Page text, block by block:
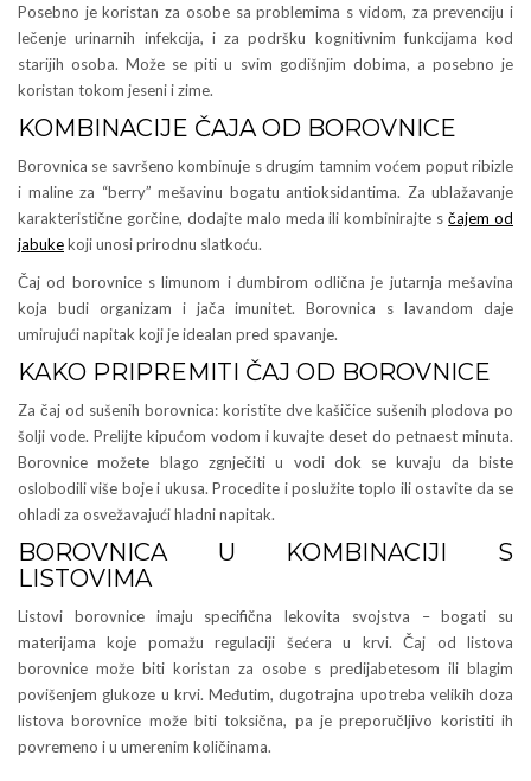
Posebno je koristan za osobe sa problemima s vidom, za prevenciju i
lečenje urinarnih infekcija, i za podršku kognitivnim funkcijama kod
starijih osoba. Može se piti u svim godišnjim dobima, a posebno je
koristan tokom jeseni i zime.
KOMBINACIJE ČAJA OD BOROVNICE
Borovnica se savršeno kombinuje s drugím tamnim voćem poput ribizle
i maline za “berry” mešavinu bogatu antioksidantima. Za ublažavanje
karakteristične gorčine, dodajte malo meda ili kombinirajte sčajem od
jabukekoji unosi prirodnu slatkoću.
Čaj od borovnice s limunom i đumbirom odlična je jutarnja mešavina
koja budi organizam i jača imunitet. Borovnica s lavandom daje
umirujući napitak koji je idealan pred spavanje.
KAKO PRIPREMITI ČAJ OD BOROVNICE
Za čaj od sušenih borovnica: koristite dve kašičice sušenih plodova po
šolji vode. Prelijte kipućom vodom i kuvajte deset do petnaest minuta.
Borovnice možete blago zgnječiti u vodi dok se kuvaju da biste
oslobodili više boje i ukusa. Procedite i poslužite toplo ili ostavite da se
ohladi za osvežavajući hladni napitak.
BOROVNICA U KOMBINACIJI S
LISTOVIMA
Listovi borovnice imaju specifična lekovita svojstva – bogati su
materijama koje pomažu regulaciji šećera u krvi. Čaj od listova
borovnice može biti koristan za osobe s predijabetesom ili blagim
povišenjem glukoze u krvi. Međutim, dugotrajna upotreba velikih doza
listova borovnice može biti toksična, pa je preporučljivo koristiti ih
povremeno i u umerenim količinama.